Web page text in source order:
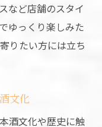
など店舗のスタイ
ゆっくり楽しみた
りたい方には立ち
文化
酒文化や歴史に触